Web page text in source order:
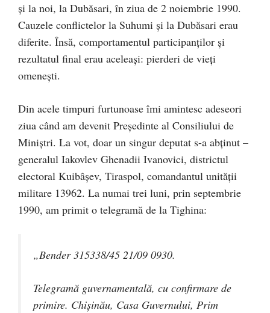
și la noi, la Dubăsari, în ziua de 2 noiembrie 1990.
Cauzele conflictelor la Suhumi și la Dubăsari erau
diferite. Însă, comportamentul participanților și
rezultatul final erau aceleași: pierderi de vieți
omenești.
Din acele timpuri furtunoase îmi amintesc adeseori
ziua când am devenit Preşedinte al Consiliului de
Miniştri. La vot, doar un singur deputat s-a abţinut –
generalul Iakovlev Ghenadii Ivanovici, districtul
electoral Kuibâşev, Tiraspol, comandantul unităţii
militare 13962. La numai trei luni, prin septembrie
1990, am primit o telegramă de la Tighina:
„Bender 315338/45 21/09 0930.
Telegramă guvernamentală, cu confirmare de
primire. Chişinău, Casa Guvernului, Prim